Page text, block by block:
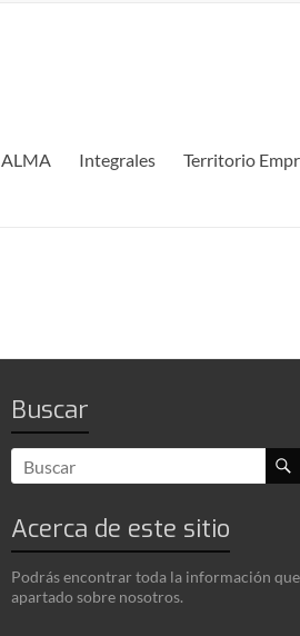
ALMA Integrales Territorio
Buscar
Acerca de este sitio
Podrás encontrar toda la información que
apartado sobre nosotros.